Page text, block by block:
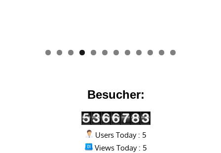
0 1 2
Besucher:
Users Today : 5
Views Today : 5